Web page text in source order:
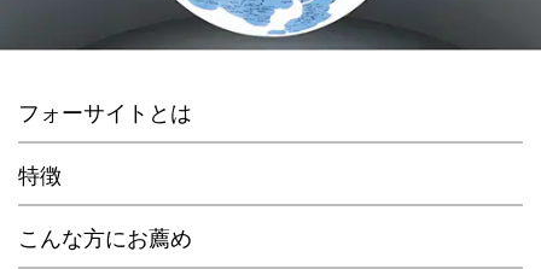
フォーサイトとは
特徴
こんな方にお薦め